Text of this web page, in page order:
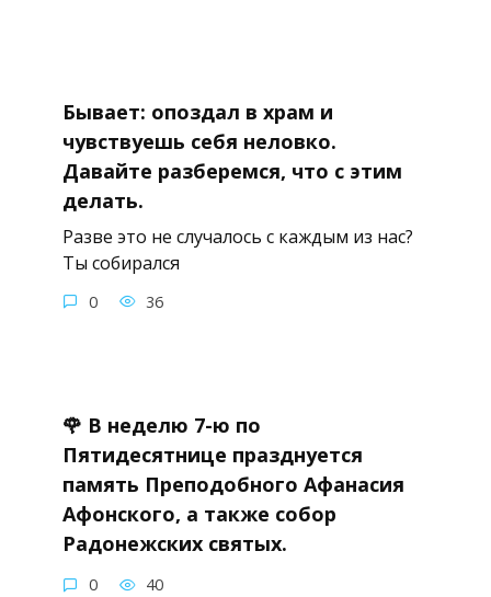
Бывает: опоздал в храм и
чувствуешь себя неловко.
Давайте разберемся, что с этим
делать.
Разве это не случалось с каждым из нас?
Ты собирался
0 36
🌹 В неделю 7-ю по
Пятидесятнице празднуется
память Преподобного Афанасия
Афонского, а также собор
Радонежских святых.
0 40